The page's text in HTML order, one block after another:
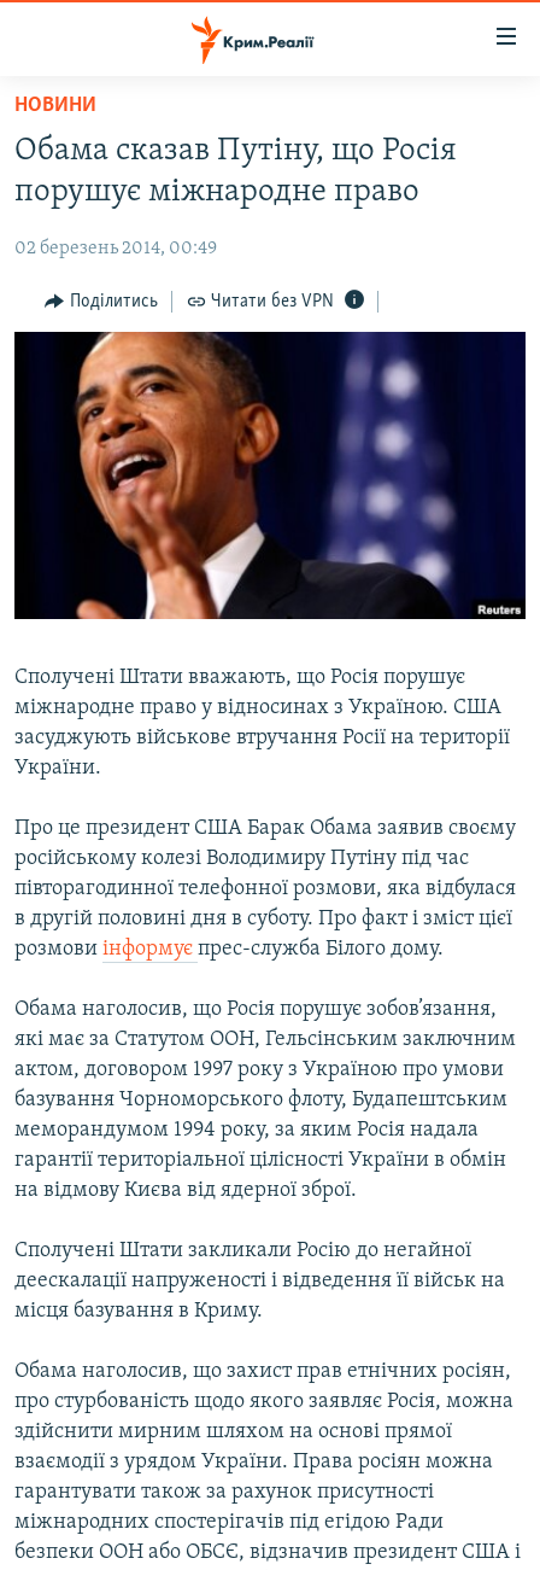
Перейти
основного
матеріалу
Перейти
до
навігації
Перейти
НОВИНИ
ВІДЕО ТА ФОТО
ПОЛІТИКА
БЛОГИ
ПОГЛЯД
ІНТЕРВ'Ю
ВСЕ ЗА ДЕНЬ
СПЕЦПРОЕКТИ
ДЕПОРТАЦІЯ
ВІДЕОУРОКИ «ELIFBE»
СВІДЧЕННЯ ОКУПАЦІЇ
ІНФОГРАФІКА
ЯК ОБІЙТИ БЛОКУВАННЯ
Qırımtatar
ДОЛУЧАЙСЯ!
НОВИНИ
Обама сказав Путіну, що Росія
порушує міжнародне право
02 березень 2014, 00:49
Поділитись Читати без VPN
Сполучені Штати вважають, що Росія порушує
міжнародне право у відносинах з Україною. США
засуджують військове втручання Росії на території
України.
Про це президент США Барак Обама заявив своєму
російському колезі Володимиру Путіну під час
півторагодинної телефонної розмови, яка відбулася
в другій половині дня в суботу. Про факт і зміст цієї
розмови інформує прес-служба Білого дому.
Обама наголосив, що Росія порушує зобов’язання,
які має за Статутом ООН, Гельсінським заключним
актом, договором 1997 року з Україною про умови
базування Чорноморського флоту, Будапештським
меморандумом 1994 року, за яким Росія надала
гарантії територіальної цілісності України в обмін
на відмову Києва від ядерної зброї.
Сполучені Штати закликали Росію до негайної
деескалації напруженості і відведення її військ на
місця базування в Криму.
Обама наголосив, що захист прав етнічних росіян,
про стурбованість щодо якого заявляє Росія, можна
здійснити мирним шляхом на основі прямої
взаємодії з урядом України. Права росіян можна
гарантувати також за рахунок присутності
міжнародних спостерігачів під егідою Ради
безпеки ООН або ОБСЄ, відзначив президент США і